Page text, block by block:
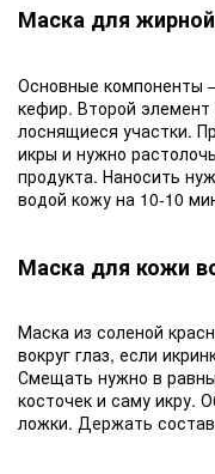
Маска для
Основные компоненты
кефир. Второй
лоснящиеся участки.
икры и нужно
продукта. Наносить
водой кожу на 10-10
Маска для кожи
Маска из соленой
вокруг глаз, если
Смещать нужно в
косточек и саму икру.
ложки. Держать